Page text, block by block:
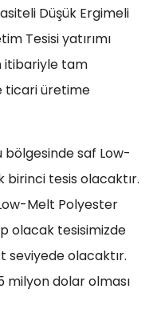
Düşük Ergimeli
Tesisi yatırımı
itibariyle tam
ticari üretime
bölgesinde saf Low-
tesis olacaktır.
Melt Polyester
olacak tesisimizde
seviyede olacaktır.
milyon dolar olması